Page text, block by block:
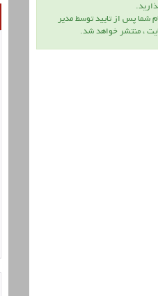
شما پس از تاييد توسط مدير
، منتشر خواهد شد.